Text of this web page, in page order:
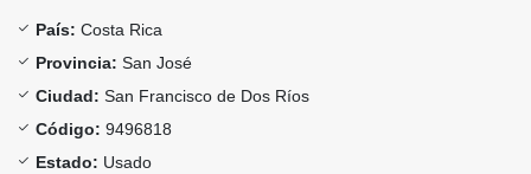
País: Costa Rica
Provincia: San José
Ciudad: San Francisco de Dos Ríos
Código: 9496818
Estado: Usado